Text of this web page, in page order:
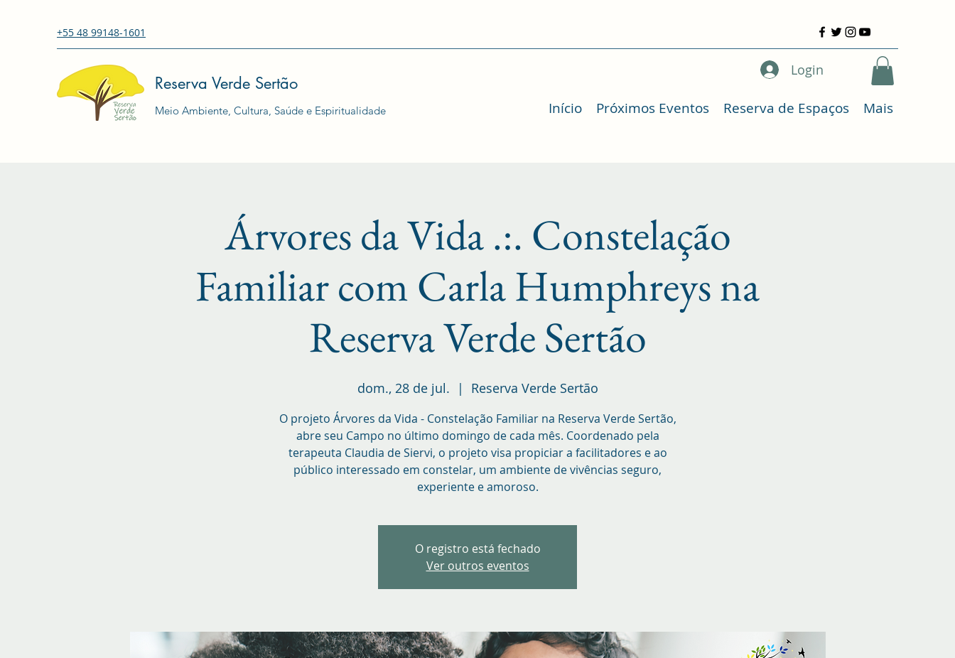
+55 48 99148-1601
Reserva Verde Sertão
Meio Ambiente, Cultura, Saúde e Espiritualidade
Login
Início Próximos Eventos Reserva de Espaços Mais
Árvores da Vida .:. Constelação
Familiar com Carla Humphreys na
Reserva Verde Sertão
dom., 28 de jul.
  |
Reserva Verde Sertão
O projeto Árvores da Vida - Constelação Familiar na Reserva Verde Sertão,
abre seu Campo no último domingo de cada mês. Coordenado pela
terapeuta Claudia de Siervi, o projeto visa propiciar a facilitadores e ao
público interessado em constelar, um ambiente de vivências seguro,
experiente e amoroso.
O registro está fechado
Ver outros eventos